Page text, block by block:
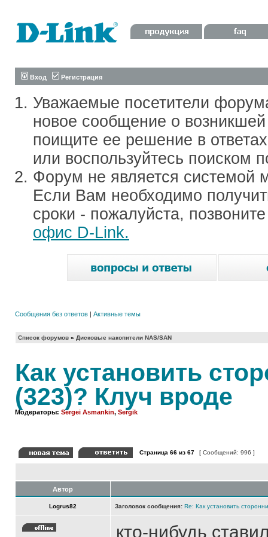
Вход Регистрация
Уважаемые посетители
новое сообщение о
поищите ее решение в
или воспользуйтесь поиском
Форум не является системой
Если Вам необходимо
сроки - пожалуйста,
офис D-Link.
Сообщения без ответов | Активные темы
Список форумов » Дисковые накопители NAS/SAN
Как установить
(323)? Клуч вроде
Модераторы: Sergei Asmankin, Sergik
Страница 66 из 67 [ Сообщений: 996 ]
Автор
Logrus82 Заголовок сообщения: Re: Как установить
кто-нибудь